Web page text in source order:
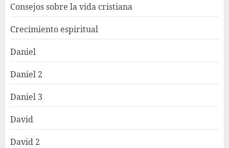
Consejos sobre la vida cristiana
Crecimiento espiritual
Daniel
Daniel 2
Daniel 3
David
David 2